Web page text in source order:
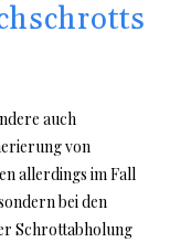
auch
von
allerdings im Fall
bei den
Schrottabholung